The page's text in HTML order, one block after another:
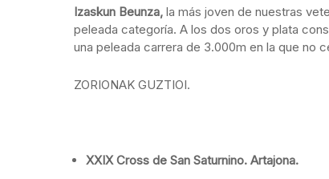
Izaskun Beunza, la más joven de nuestras
peleada categoría. A los dos oros y plata
una peleada carrera de 3.000m en la que no
ZORIONAK GUZTIOI.
XXIX Cross de San Saturnino. Artajona.